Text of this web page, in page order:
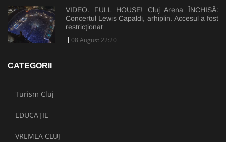
VIDEO. FULL HOUSE! Cluj Arena ÎNCHISĂ:
Concertul Lewis Capaldi, arhiplin. Accesul a fost
restricționat
08 August 22:20
CATEGORII
Turism Cluj
EDUCAȚIE
VREMEA CLUJ